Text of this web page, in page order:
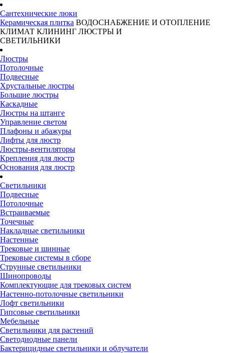
Сантехнические люки
Керамическая плитка ВОДОСНАБЖЕНИЕ И ОТОПЛЕНИЕ
КЛИМАТ КЛИНИНГ ЛЮСТРЫ И
СВЕТИЛЬНИКИ
Люстры
Потолочные
Подвесные
Хрустальные люстры
Большие люстры
Каскадные
Люстры на штанге
Управление светом
Плафоны и абажуры
Лифты для люстр
Люстры-вентиляторы
Крепления для люстр
Основания для люстр
Светильники
Подвесные
Потолочные
Встраиваемые
Точечные
Накладные светильники
Настенные
Трековые и шинные
Трековые системы в сборе
Струнные светильники
Шинопроводы
Комплектующие для трековых систем
Настенно-потолочные светильники
Лофт светильники
Гипсовые светильники
Мебельные
Светильники для растений
Светодиодные панели
Бактерицидные светильники и облучатели